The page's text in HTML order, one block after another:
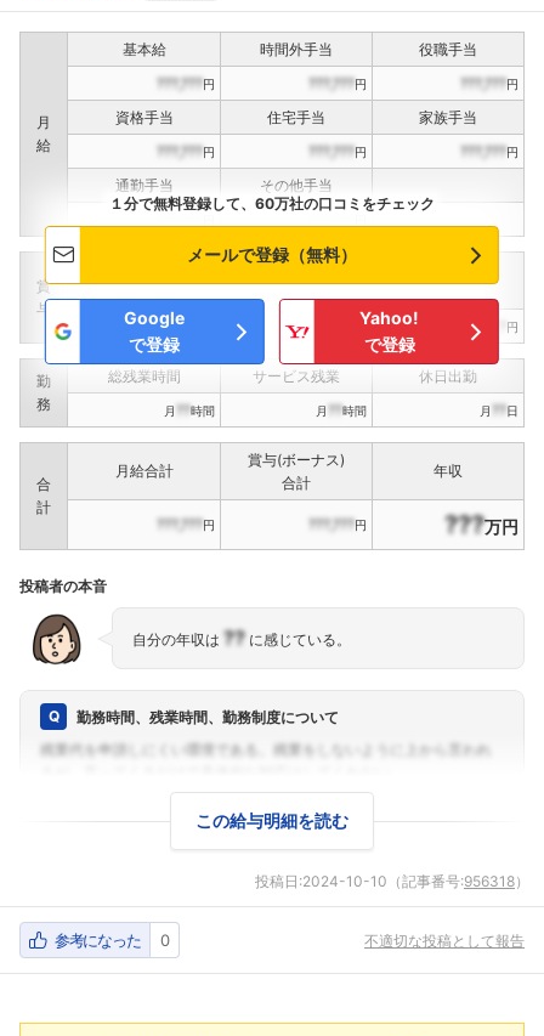
月
給
基本給 時間外手当
役職手当
???,???円 ???,???円 ???,???円
資格手当 住宅手当
家族手当
???,???円 ???,???円 ???,???円
通勤手当
その他手当
賞
与
インセンティブ賞与
決算賞与
???,??? ???,??? 円 ???,??? 円
勤
務
総残業時間 サービス残業 休日出勤
月 ??時間 月 ??時間 月 ??日
合
計
月給合計
賞与(ボーナス)
合計
年収
???,???円 ???,???円 ???万円
１分で無料登録して、60万社の口コミをチェック
メールで登録（無料）
Google
で登録
Yahoo!
で登録
投稿者の本音
自分の年収は ??に感じている。
勤務時間、残業時間、勤務制度について
この給与明細を読む
投稿日:2024-10-10 （記事番号:956318）
参考になった 0 不適切な投稿として報告